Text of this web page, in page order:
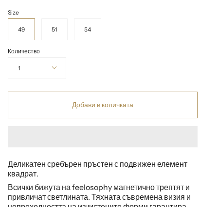
Size
49 51 54
Количество
1
Добави в количката
Деликатен сребърен пръстен с подвижен елемент
квадрат.
Всички бижута на feelosophy магнетично трептят и
привличат светлината. Тяхната съвремена визия и